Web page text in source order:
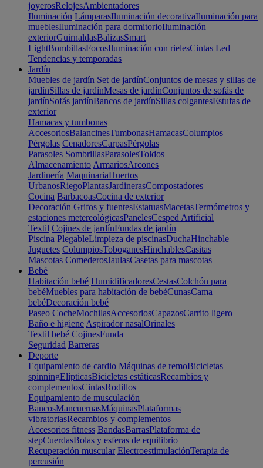
joyerosRelojesAmbientadores
Iluminación LámparasIluminación decorativaIluminación para
mueblesIluminación para dormitorioIluminación
exteriorGuirnaldasBalizasSmart
LightBombillasFocosIluminación con rielesCintas Led
Tendencias y temporadas
Jardín
Muebles de jardín Set de jardínConjuntos de mesas y sillas de
jardínSillas de jardínMesas de jardínConjuntos de sofás de
jardínSofás jardínBancos de jardínSillas colgantesEstufas de
exterior
Hamacas y tumbonas
AccesoriosBalancinesTumbonasHamacasColumpios
Pérgolas CenadoresCarpasPérgolas
Parasoles SombrillasParasolesToldos
Almacenamiento ArmariosArcones
Jardinería MaquinariaHuertos
UrbanosRiegoPlantasJardinerasCompostadores
Cocina BarbacoasCocina de exterior
Decoración Grifos y fuentesEstatuasMacetasTermómetros y
estaciones metereológicasPanelesCesped Artificial
Textil Cojines de jardínFundas de jardín
Piscina PlegableLimpieza de piscinasDuchaHinchable
Juguetes ColumpiosToboganesHinchablesCasitas
Mascotas ComederosJaulasCasetas para mascotas
Bebé
Habitación bebé HumidificadoresCestasColchón para
bebéMuebles para habitación de bebéCunasCama
bebéDecoración bebé
Paseo CocheMochilasAccesoriosCapazosCarrito ligero
Baño e higiene Aspirador nasalOrinales
Textil bebé CojinesFunda
Seguridad Barreras
Deporte
Equipamiento de cardio Máquinas de remoBicicletas
spinningElípticasBicicletas estáticasRecambios y
complementosCintasRodillos
Equipamiento de musculación
BancosMancuernasMáquinasPlataformas
vibratoriasRecambios y complementos
Accesorios fitness BandasBarrasPlataforma de
stepCuerdasBolas y esferas de equilibrio
Recuperación muscular ElectroestimulaciónTerapia de
percusión